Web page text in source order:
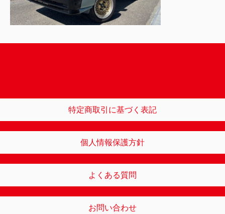
特定商取引に基づく表記
個人情報保護方針
よくある質問
お問い合わせ